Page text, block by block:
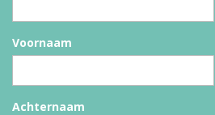
Voornaam
Achternaam